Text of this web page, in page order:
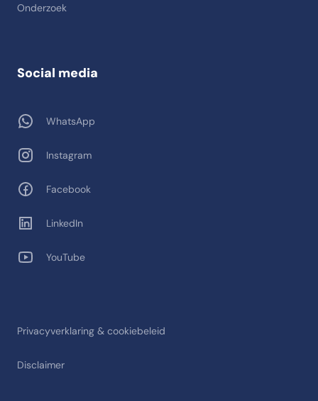
Onderzoek
Privacyverklaring & cookiebeleid
Disclaimer
Social media
WhatsApp
Instagram
Facebook
LinkedIn
YouTube